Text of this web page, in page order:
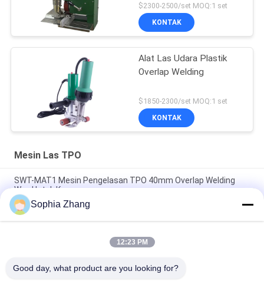
$2300-2500/set MOQ:1 set
KONTAK
Alat Las Udara Plastik
Overlap Welding
$1850-2300/set MOQ:1 set
KONTAK
Mesin Las TPO
SWT-MAT1 Mesin Pengelasan TPO 40mm Overlap Welding
Way Untuk Kanvas
Mesin Las TPO SWT-UME 40MM untuk Spanduk PVC,
Pengelas Udara Panas
SWT-TAC Semi Otomatis Membran Atap Tpo Mesin
Sophia Zhang
12:23 PM
Good day, what product are you looking for?